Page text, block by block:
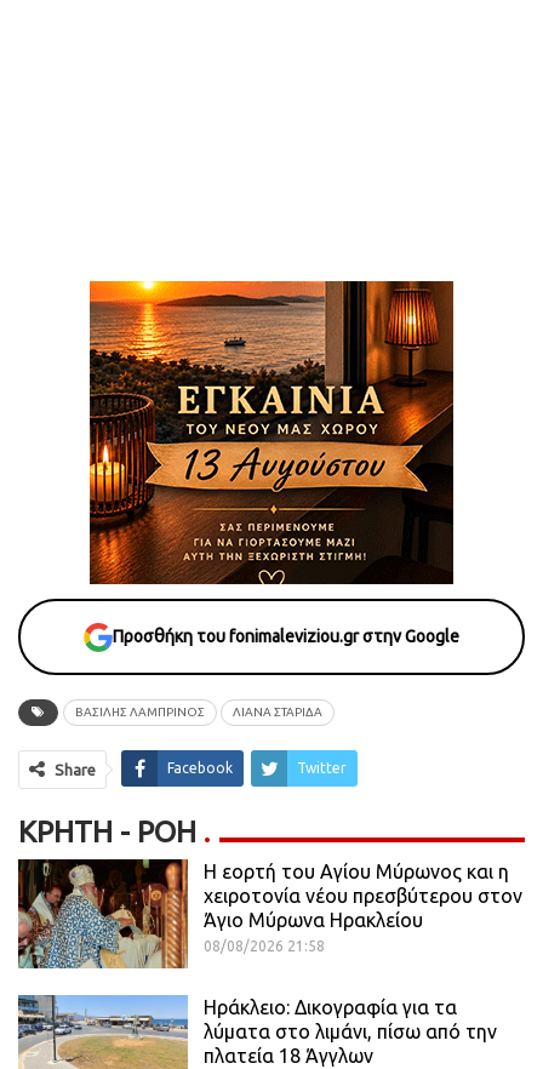
Προσθήκη του fonimaleviziou.gr στην Google
ΒΑΣΙΛΗΣ ΛΑΜΠΡΙΝΟΣ ΛΙΑΝΑ ΣΤΑΡΙΔΑ
Share Facebook Twitter
ΚΡΉΤΗ - ΡΟΗ
Η εορτή του Αγίου Μύρωνος και η
χειροτονία νέου πρεσβύτερου στον
Άγιο Μύρωνα Ηρακλείου
08/08/2026 21:58
Ηράκλειο: Δικογραφία για τα
λύματα στο λιμάνι, πίσω από την
πλατεία 18 Άγγλων